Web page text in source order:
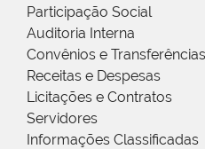
Participação Social
Auditoria Interna
Convênios e Transferências
Receitas e Despesas
Licitações e Contratos
Servidores
Informações Classificadas